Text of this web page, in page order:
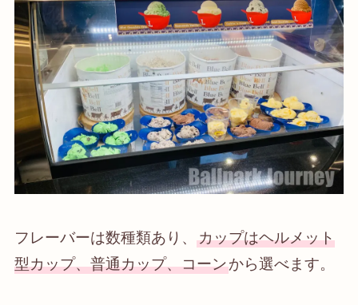
フレーバーは数種類あり、 カップはヘルメット
型カップ、普通カップ、コーンから選べます。